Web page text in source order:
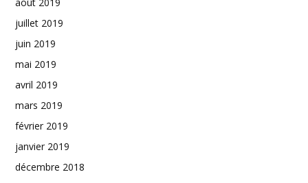
août 2019
juillet 2019
juin 2019
mai 2019
avril 2019
mars 2019
février 2019
janvier 2019
décembre 2018